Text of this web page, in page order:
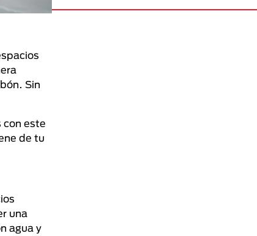
Sin
con este
de tu
una
agua y